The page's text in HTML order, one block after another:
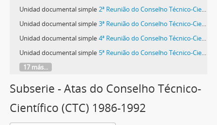
Unidad documental simple 2ª Reunião do Conselho Técnico-Científico
Unidad documental simple 3ª Reunião do Conselho Técnico-Científico
Unidad documental simple 4ª Reunião do Conselho Técnico-Científico
Unidad documental simple 5ª Reunião do Conselho Técnico-Científico
17 más...
Subserie - Atas do Conselho Técnico-
Científico (CTC) 1986-1992